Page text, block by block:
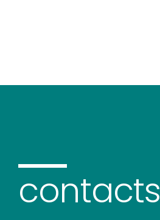
contacts